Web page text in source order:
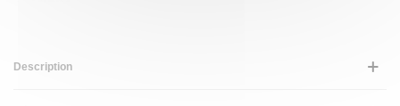
Description